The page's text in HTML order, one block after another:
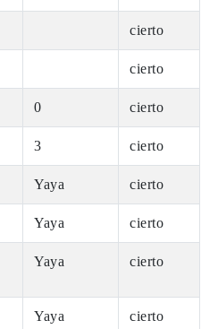
cierto
cierto
0 cierto
3 cierto
Yaya cierto
Yaya cierto
Yaya cierto
Yaya cierto